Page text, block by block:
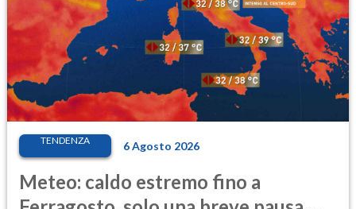
TENDENZA 6 Agosto 2026
Meteo: caldo estremo fino a